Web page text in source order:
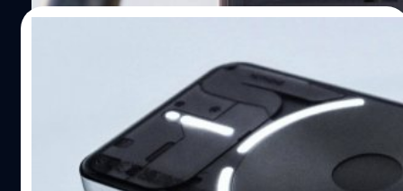
หลุด Nothing Phone (2a) เครื่องทดสอบ
พร้อมข้อมูลสเปกเบื้องต้น
ล่าสุดผู้ใช้ X นามว่า Yogesh Brar ได้เปิดเผยภาพหลุดตัว
เครื่องของ Nothing Phone (2a) ซึ่งระบุว่าเป็นเครื่องที่ได้รับ
อนุญาตให้ใช้ในการทดสอบ